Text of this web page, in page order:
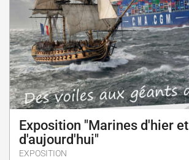
Exposition "Marines d'hier et
d'aujourd'hui"
EXPOSITION